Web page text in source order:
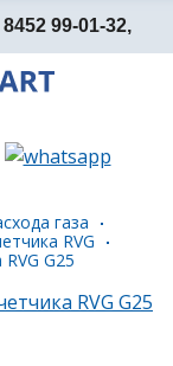
газа
RVG
G25
8452 99-01-32,